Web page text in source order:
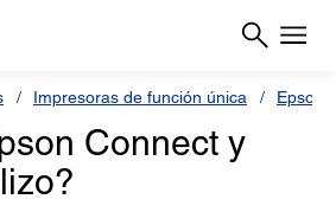
Impresoras de función única Epson
Connect y